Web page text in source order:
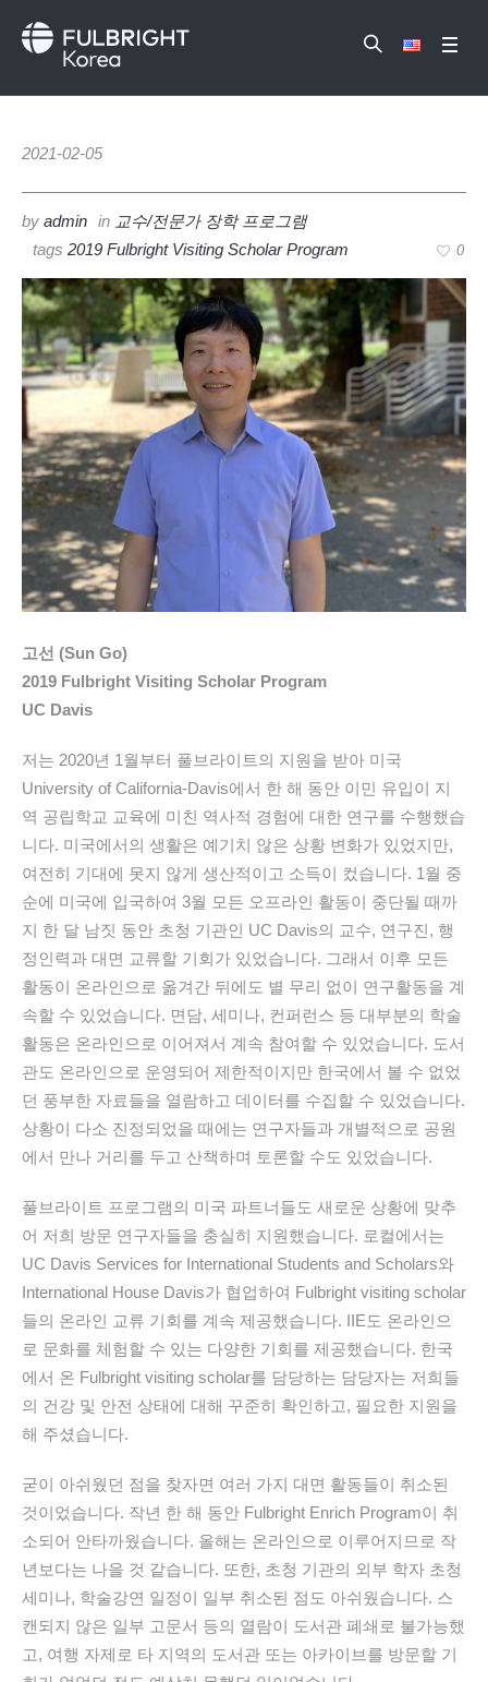
2021-02-05
by admin in 교수/전문가 장학 프로그램
tags 2019 Fulbright Visiting Scholar Program 0
고선 (Sun Go)
2019 Fulbright Visiting Scholar Program
UC Davis
저는 2020년 1월부터 풀브라이트의 지원을 받아 미국
University of California-Davis에서 한 해 동안 이민 유입이 지
역 공립학교 교육에 미친 역사적 경험에 대한 연구를 수행했습
니다. 미국에서의 생활은 예기치 않은 상황 변화가 있었지만,
여전히 기대에 못지 않게 생산적이고 소득이 컸습니다. 1월 중
순에 미국에 입국하여 3월 모든 오프라인 활동이 중단될 때까
지 한 달 남짓 동안 초청 기관인 UC Davis의 교수, 연구진, 행
정인력과 대면 교류할 기회가 있었습니다. 그래서 이후 모든
활동이 온라인으로 옮겨간 뒤에도 별 무리 없이 연구활동을 계
속할 수 있었습니다. 면담, 세미나, 컨퍼런스 등 대부분의 학술
활동은 온라인으로 이어져서 계속 참여할 수 있었습니다. 도서
관도 온라인으로 운영되어 제한적이지만 한국에서 볼 수 없었
던 풍부한 자료들을 열람하고 데이터를 수집할 수 있었습니다.
상황이 다소 진정되었을 때에는 연구자들과 개별적으로 공원
에서 만나 거리를 두고 산책하며 토론할 수도 있었습니다.
풀브라이트 프로그램의 미국 파트너들도 새로운 상황에 맞추
어 저희 방문 연구자들을 충실히 지원했습니다. 로컬에서는
UC Davis Services for International Students and Scholars와
International House Davis가 협업하여 Fulbright visiting scholar
들의 온라인 교류 기회를 계속 제공했습니다. IIE도 온라인으
로 문화를 체험할 수 있는 다양한 기회를 제공했습니다. 한국
에서 온 Fulbright visiting scholar를 담당하는 담당자는 저희들
의 건강 및 안전 상태에 대해 꾸준히 확인하고, 필요한 지원을
해 주셨습니다.
굳이 아쉬웠던 점을 찾자면 여러 가지 대면 활동들이 취소된
것이었습니다. 작년 한 해 동안 Fulbright Enrich Program이 취
소되어 안타까웠습니다. 올해는 온라인으로 이루어지므로 작
년보다는 나을 것 같습니다. 또한, 초청 기관의 외부 학자 초청
세미나, 학술강연 일정이 일부 취소된 점도 아쉬웠습니다. 스
캔되지 않은 일부 고문서 등의 열람이 도서관 폐쇄로 불가능했
고, 여행 자제로 타 지역의 도서관 또는 아카이브를 방문할 기